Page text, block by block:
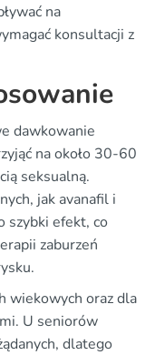
na
konsultacji z
dawkowanie
na około 30-60
seksualną.
jak avanafil i
szybki efekt, co
zaburzeń
wiekowych oraz dla
U seniorów
dlatego